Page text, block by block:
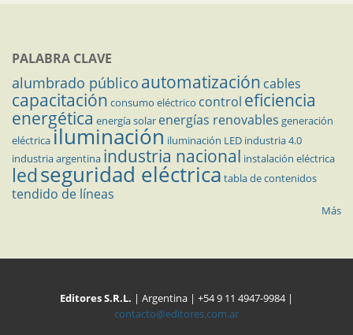
PALABRA CLAVE
alumbrado público automatización cables
capacitación consumo eléctrico control eficiencia
energética energía solar energías renovables generación
eléctricailuminación iluminación LED industria 4.0
industria argentina industria nacional instalación eléctrica
ledseguridad eléctrica tabla de contenidos
tendido de líneas
Más
Editores S.R.L. | Argentina | +54 9 11 4947-9984 |
contacto@editores.com.ar